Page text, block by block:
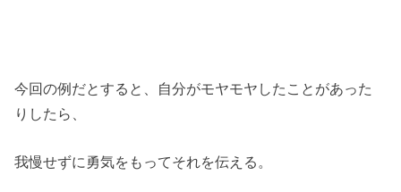
今回の例だとすると、自分がモヤモヤしたことがあった
りしたら、
我慢せずに勇気をもってそれを伝える。